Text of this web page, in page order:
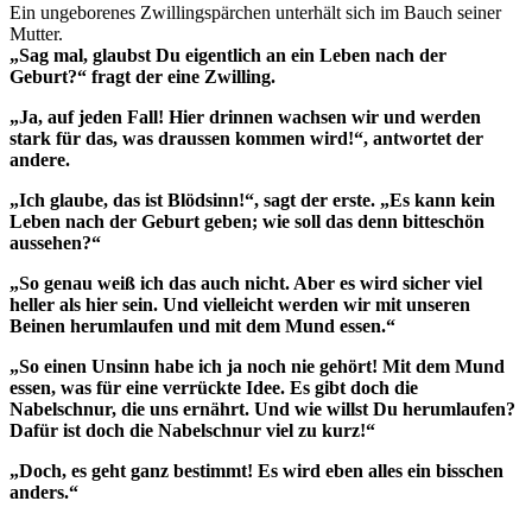
Ein ungeborenes Zwillingspärchen unterhält sich im Bauch seiner
Mutter.
„Sag mal, glaubst Du eigentlich an ein Leben nach der
Geburt?“ fragt der eine Zwilling.
„Ja, auf jeden Fall! Hier drinnen wachsen wir und werden
stark für das, was draussen kommen wird!“, antwortet der
andere.
„Ich glaube, das ist Blödsinn!“, sagt der erste. „Es kann kein
Leben nach der Geburt geben; wie soll das denn bitteschön
aussehen?“
„So genau weiß ich das auch nicht. Aber es wird sicher viel
heller als hier sein. Und vielleicht werden wir mit unseren
Beinen herumlaufen und mit dem Mund essen.“
„So einen Unsinn habe ich ja noch nie gehört! Mit dem Mund
essen, was für eine verrückte Idee. Es gibt doch die
Nabelschnur, die uns ernährt. Und wie willst Du herumlaufen?
Dafür ist doch die Nabelschnur viel zu kurz!“
„Doch, es geht ganz bestimmt! Es wird eben alles ein bisschen
anders.“